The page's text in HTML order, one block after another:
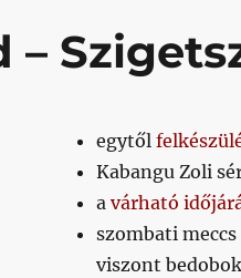
–
egytől
Kabangu Zoli
a várható
szombati
viszont